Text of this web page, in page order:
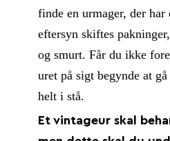
finde en urmager, der
eftersyn skiftes
og smurt. Får du ikke
uret på sigt begynde at
helt i stå.
Et vintageur skal